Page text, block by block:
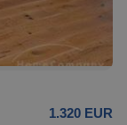
1.320 EUR